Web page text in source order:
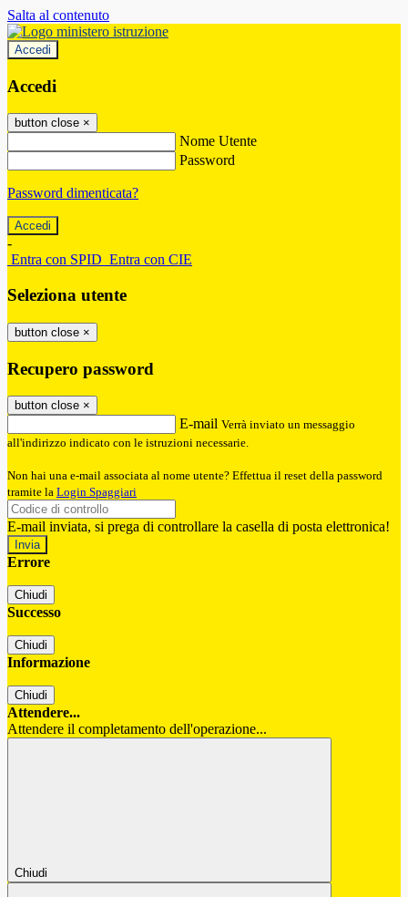
Salta al contenuto
Accedi
Accedi
button close ×
Nome Utente
Password
Password dimenticata?
-
Entra con SPID Entra con CIE
Seleziona utente
button close ×
Recupero password
button close ×
E-mail Verrà inviato un messaggio
all'indirizzo indicato con le istruzioni necessarie.
Non hai una e-mail associata al nome utente? Effettua il reset della password
tramite la Login Spaggiari
E-mail inviata, si prega di controllare la casella di posta elettronica!
Errore
Chiudi
Successo
Chiudi
Informazione
Chiudi
Attendere...
Attendere il completamento dell'operazione...
Chiudi